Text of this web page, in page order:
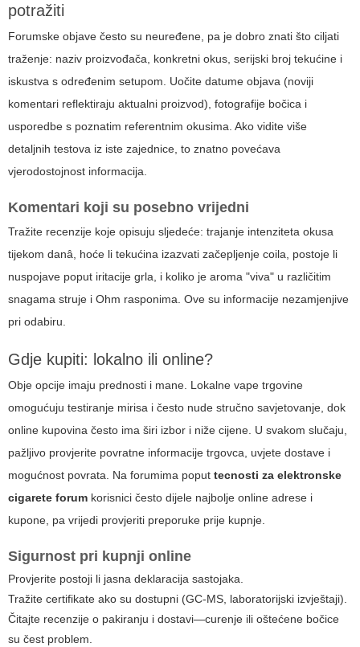
potražiti
Forumske objave često su neuređene, pa je dobro znati što ciljati
traženje: naziv proizvođača, konkretni okus, serijski broj tekućine i
iskustva s određenim setupom. Uočite datume objava (noviji
komentari reflektiraju aktualni proizvod), fotografije bočica i
usporedbe s poznatim referentnim okusima. Ako vidite više
detaljnih testova iz iste zajednice, to znatno povećava
vjerodostojnost informacija.
Komentari koji su posebno vrijedni
Tražite recenzije koje opisuju sljedeće: trajanje intenziteta okusa
tijekom danâ, hoće li tekućina izazvati začepljenje coila, postoje li
nuspojave poput iritacije grla, i koliko je aroma "viva" u različitim
snagama struje i Ohm rasponima. Ove su informacije nezamjenjive
pri odabiru.
Gdje kupiti: lokalno ili online?
Obje opcije imaju prednosti i mane. Lokalne vape trgovine
omogućuju testiranje mirisa i često nude stručno savjetovanje, dok
online kupovina često ima širi izbor i niže cijene. U svakom slučaju,
pažljivo provjerite povratne informacije trgovca, uvjete dostave i
mogućnost povrata. Na forumima poput tecnosti za elektronske
cigarete forum korisnici često dijele najbolje online adrese i
kupone, pa vrijedi provjeriti preporuke prije kupnje.
Sigurnost pri kupnji online
Provjerite postoji li jasna deklaracija sastojaka.
Tražite certifikate ako su dostupni (GC-MS, laboratorijski izvještaji).
Čitajte recenzije o pakiranju i dostavi—curenje ili oštećene bočice
su čest problem.